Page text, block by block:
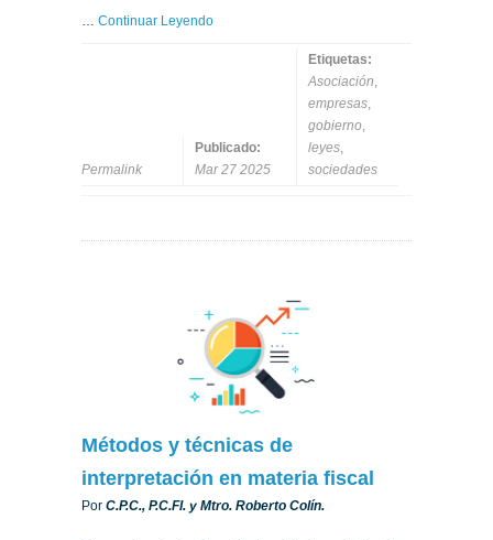
… Continuar Leyendo
Permalink
Publicado:
Mar 27 2025
Etiquetas:
Asociación,
empresas,
gobierno,
leyes,
sociedades
Métodos y técnicas de
interpretación en materia fiscal
Por C.P.C., P.C.FI. y Mtro. Roberto Colín.